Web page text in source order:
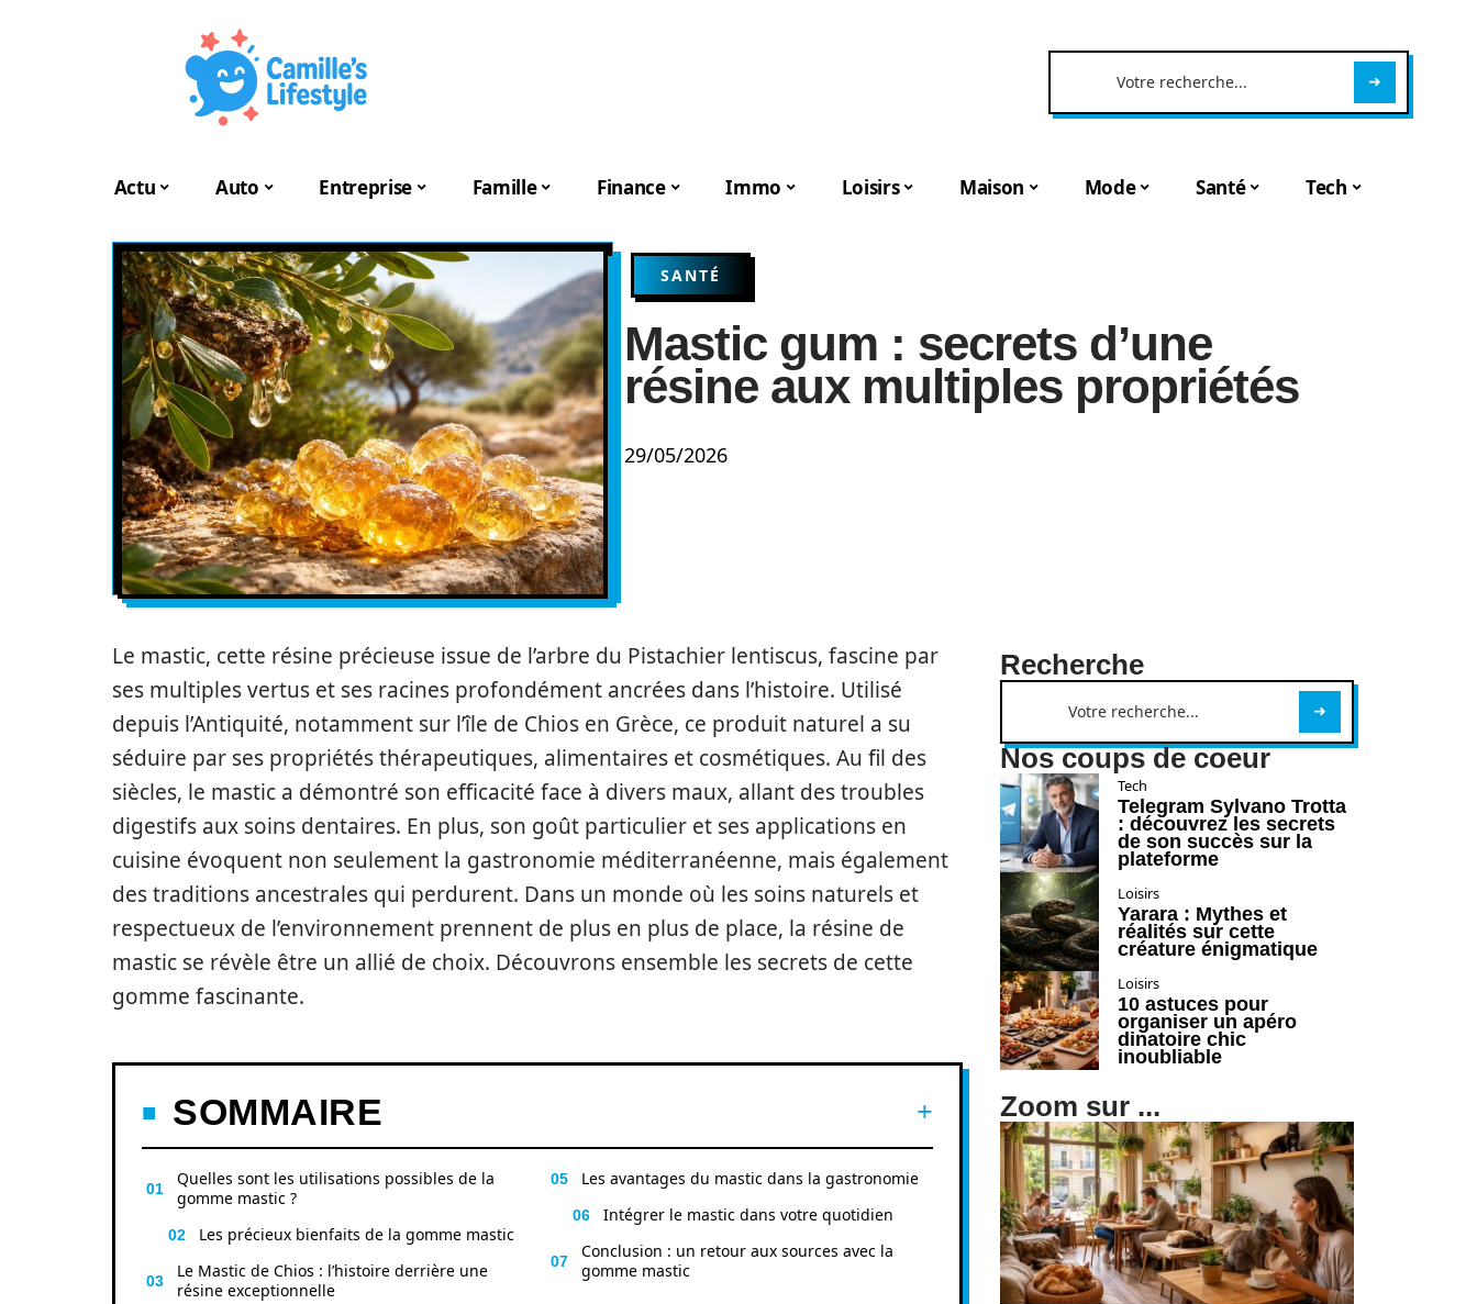
Actu Auto Entreprise Famille Finance Immo Loisirs Maison Mode Santé Tech
SANTÉ
Mastic gum : secrets d’une
résine aux multiples propriétés
29/05/2026
Le mastic, cette résine précieuse issue de l’arbre du Pistachier lentiscus, fascine par
ses multiples vertus et ses racines profondément ancrées dans l’histoire. Utilisé
depuis l’Antiquité, notamment sur l’île de Chios en Grèce, ce produit naturel a su
séduire par ses propriétés thérapeutiques, alimentaires et cosmétiques. Au fil des
siècles, le mastic a démontré son efficacité face à divers maux, allant des troubles
digestifs aux soins dentaires. En plus, son goût particulier et ses applications en
cuisine évoquent non seulement la gastronomie méditerranéenne, mais également
des traditions ancestrales qui perdurent. Dans un monde où les soins naturels et
respectueux de l’environnement prennent de plus en plus de place, la résine de
mastic se révèle être un allié de choix. Découvrons ensemble les secrets de cette
gomme fascinante.
SOMMAIRE
Quelles sont les utilisations possibles de la
gomme mastic ?
Les précieux bienfaits de la gomme mastic
Le Mastic de Chios : l’histoire derrière une
résine exceptionnelle
Les avantages du mastic dans la gastronomie
Intégrer le mastic dans votre quotidien
Conclusion : un retour aux sources avec la
gomme mastic
Recherche
Nos coups de coeur
Tech
Telegram Sylvano Trotta
: découvrez les secrets
de son succès sur la
plateforme
Loisirs
Yarara : Mythes et
réalités sur cette
créature énigmatique
Loisirs
10 astuces pour
organiser un apéro
dinatoire chic
inoubliable
Zoom sur ...